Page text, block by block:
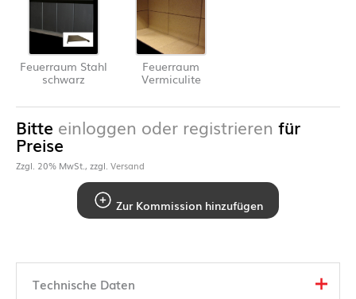
Feuerraum Stahl
schwarz
Feuerraum
Vermiculite
Bitte einloggen oder registrieren für
Preise
Zzgl. 20% MwSt., zzgl. Versand
Zur Kommission hinzufügen
Technische Daten